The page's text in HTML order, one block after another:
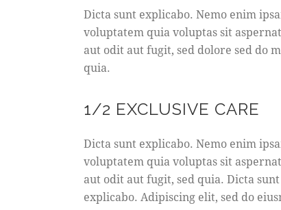
Dicta sunt explicabo. Nemo enim
voluptatem quia voluptas sit
aut odit aut fugit, sed dolore sed do
quia.
1/2 EXCLUSIVE CARE
Dicta sunt explicabo. Nemo enim
voluptatem quia voluptas sit
aut odit aut fugit, sed quia. Dicta sunt
explicabo. Adipiscing elit, sed do